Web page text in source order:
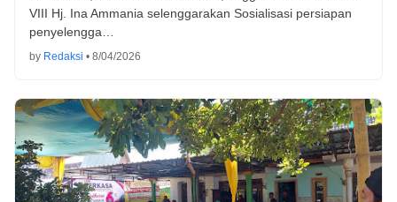
VIII Hj. Ina Ammania selenggarakan Sosialisasi persiapan
penyelengga…
by Redaksi • 8/04/2026